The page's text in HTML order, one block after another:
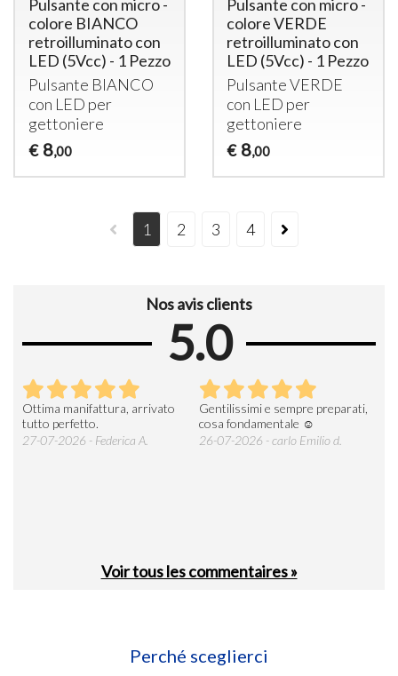
Pulsante con micro -
colore BIANCO
retroilluminato con
LED (5Vcc) - 1 Pezzo
Pulsante BIANCO
con LED per
gettoniere
€ 8,00
Pulsante con micro -
colore VERDE
retroilluminato con
LED (5Vcc) - 1 Pezzo
PulsanteVERDE
con LED per
gettoniere
€ 8,00
1 2 3 4
Nos avis clients
5.0
Tutto regolare .persone
gentilissime e consegna veloce
26-07-2026 - mac3cpservice
AZIENDA DI RIFERIMENTO
DEL SETTORE OTTIMA
ESPERIENZA
Voir tous les commentaires »
Perché sceglierci